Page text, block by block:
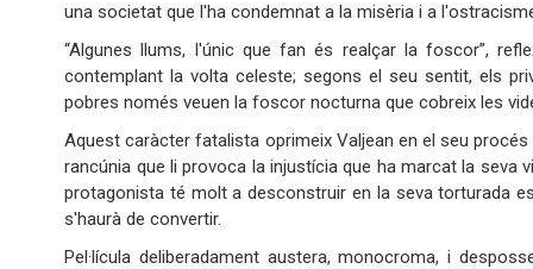
una societat que l'ha condemnat a la misèria i a
“Algunes llums, l'únic que fan és realçar la foscor”,
contemplant la volta celeste; segons el seu sentit, els
pobres només veuen la foscor nocturna que cobreix les
Aquest caràcter fatalista oprimeix Valjean en el seu
rancúnia que li provoca la injustícia que ha marcat la seva
protagonista té molt a desconstruir en la seva torturada
s'haurà de convertir.
Pel·lícula deliberadament austera, monocroma, i